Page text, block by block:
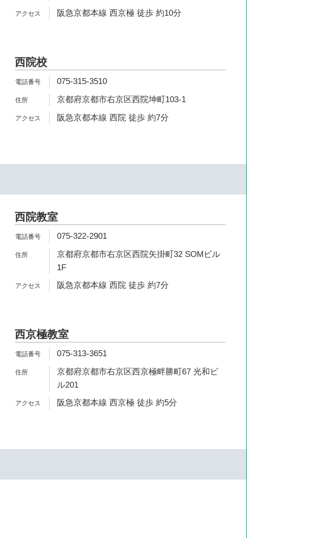
阪急京都本線 西京極 徒歩 約10分
西院校
075-315-3510
京都府京都市右京区西院坤町103-1
阪急京都本線 西院 徒歩 約7分
西院教室
075-322-2901
京都府京都市右京区西院矢掛町32 SOMビル
1F
阪急京都本線 西院 徒歩 約7分
西京極教室
075-313-3651
京都府京都市右京区西京極畔勝町67 光和ビ
ル201
阪急京都本線 西京極 徒歩 約5分